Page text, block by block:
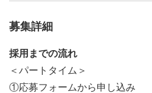
募集詳細
採用までの流れ
＜パートタイム＞
①応募フォームから申し込み